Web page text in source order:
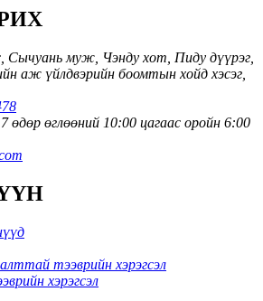
Сычуань муж, Чэнду хот, Пиду дүүрэг,
аж үйлдвэрийн боомтын хойд хэсэг,
өдөр өглөөний 10:00 цагаас оройн 6:00
тээврийн хэрэгсэл
хэрэгсэл